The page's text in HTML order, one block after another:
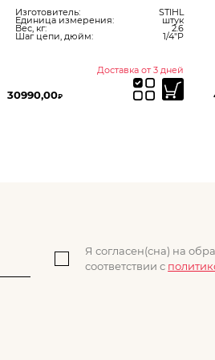
Изготовитель: STIHL
Единица измерения: штук
Вес, кг: 2.6
Шаг цепи, дюйм: 1/4"P
Доставка от 3 дней
30990,00₽
Я согласен(сна) на
соответствии с